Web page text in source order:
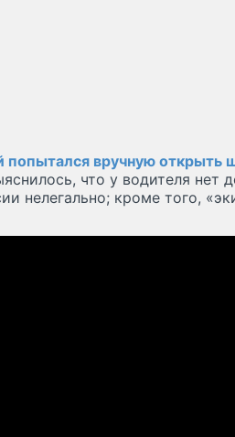
вручную открыть
что у водителя нет
нелегально; кроме того,